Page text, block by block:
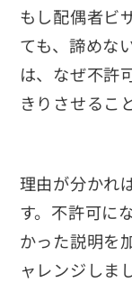
もし配偶者ビ
ても、諦めな
は、なぜ不許
きりさせるこ
理由が分かれ
す。不許可に
かった説明を
ャレンジしま